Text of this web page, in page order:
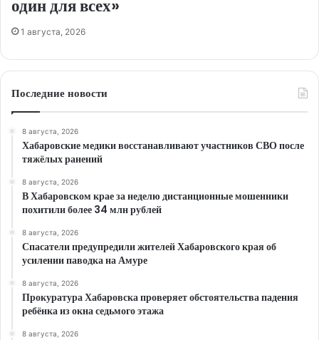
один для всех»
1 августа, 2026
Последние новости
8 августа, 2026
Хабаровские медики восстанавливают участников СВО после
тяжёлых ранений
8 августа, 2026
В Хабаровском крае за неделю дистанционные мошенники
похитили более 34 млн рублей
8 августа, 2026
Спасатели предупредили жителей Хабаровского края об
усилении паводка на Амуре
8 августа, 2026
Прокуратура Хабаровска проверяет обстоятельства падения
ребёнка из окна седьмого этажа
8 августа, 2026